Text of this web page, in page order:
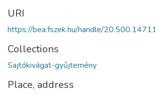
URI
https://bea.fszek.hu/handle/
Collections
Sajtókivágat-gyűjtemény
Place, address